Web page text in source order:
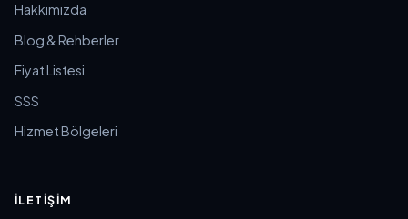
Hakkımızda
Blog & Rehberler
Fiyat Listesi
SSS
Hizmet Bölgeleri
İLETIŞIM